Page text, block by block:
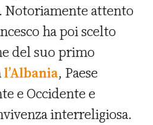
Notoriamente attento
ha poi scelto
del suo primo
l’Albania, Paese
e Occidente e
interreligiosa.